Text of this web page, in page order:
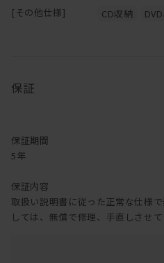
[その他仕様]
CD収納
保証
保証期間
5年
保証内容
取扱い説明書に従った正常な仕様
しては、無償で修理、手直しさせて